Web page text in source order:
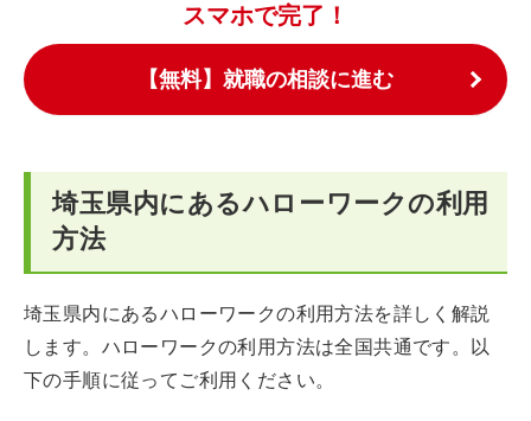
スマホで完了！
【無料】就職の相談に進む
埼玉県内にあるハローワークの利用
方法
埼玉県内にあるハローワークの利用方法を詳しく解説
します。ハローワークの利用方法は全国共通です。以
下の手順に従ってご利用ください。